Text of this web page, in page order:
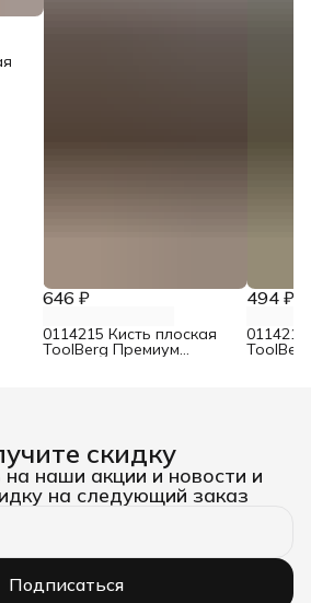
646 ₽
0114215 Кисть плоская
ToolBerg Премиум
494 ₽
скидку
наши акции и новости и
на следующий заказ
Подписаться